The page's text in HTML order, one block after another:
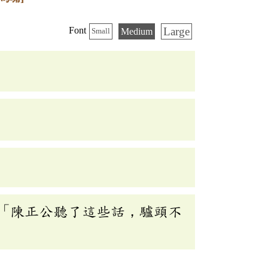
Font Small Medium Large
陳正公聽了這些話，驢頭不